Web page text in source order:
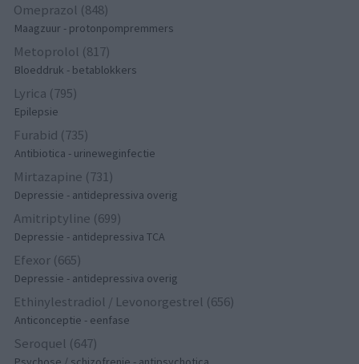
Omeprazol (848)
Maagzuur - protonpompremmers
Metoprolol (817)
Bloeddruk - betablokkers
Lyrica (795)
Epilepsie
Furabid (735)
Antibiotica - urineweginfectie
Mirtazapine (731)
Depressie - antidepressiva overig
Amitriptyline (699)
Depressie - antidepressiva TCA
Efexor (665)
Depressie - antidepressiva overig
Ethinylestradiol / Levonorgestrel (656)
Anticonceptie - eenfase
Seroquel (647)